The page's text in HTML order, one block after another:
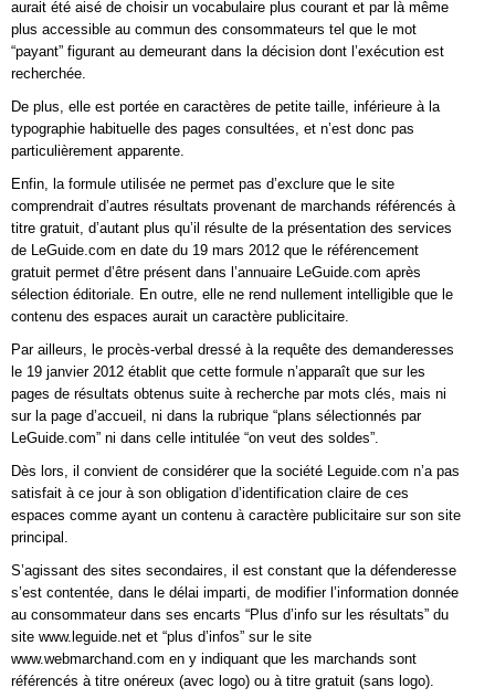
aurait été aisé de choisir un vocabulaire plus courant et par là même
plus accessible au commun des consommateurs tel que le mot
“payant” figurant au demeurant dans la décision dont l’exécution est
recherchée.
De plus, elle est portée en caractères de petite taille, inférieure à la
typographie habituelle des pages consultées, et n’est donc pas
particulièrement apparente.
Enfin, la formule utilisée ne permet pas d’exclure que le site
comprendrait d’autres résultats provenant de marchands référencés à
titre gratuit, d’autant plus qu’il résulte de la présentation des services
de LeGuide.com en date du 19 mars 2012 que le référencement
gratuit permet d’être présent dans l’annuaire LeGuide.com après
sélection éditoriale. En outre, elle ne rend nullement intelligible que le
contenu des espaces aurait un caractère publicitaire.
Par ailleurs, le procès-verbal dressé à la requête des demanderesses
le 19 janvier 2012 établit que cette formule n’apparaît que sur les
pages de résultats obtenus suite à recherche par mots clés, mais ni
sur la page d’accueil, ni dans la rubrique “plans sélectionnés par
LeGuide.com” ni dans celle intitulée “on veut des soldes”.
Dès lors, il convient de considérer que la société Leguide.com n’a pas
satisfait à ce jour à son obligation d’identification claire de ces
espaces comme ayant un contenu à caractère publicitaire sur son site
principal.
S’agissant des sites secondaires, il est constant que la défenderesse
s’est contentée, dans le délai imparti, de modifier l’information donnée
au consommateur dans ses encarts “Plus d’info sur les résultats” du
site www.leguide.net et “plus d’infos” sur le site
www.webmarchand.com en y indiquant que les marchands sont
référencés à titre onéreux (avec logo) ou à titre gratuit (sans logo).